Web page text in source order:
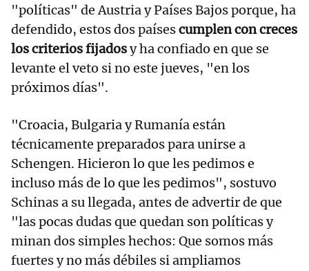
"políticas" de Austria y Países Bajos porque, ha
defendido, estos dos paísescumplen con creces
los criterios fijadosy ha confiado en que se
levante el veto si no este jueves, "en los
próximos días".
"Croacia, Bulgaria y Rumanía están
técnicamente preparados para unirse a
Schengen. Hicieron lo que les pedimos e
incluso más de lo que les pedimos", sostuvo
Schinas a su llegada, antes de advertir de que
"las pocas dudas que quedan son políticas y
minan dos simples hechos: Que somos más
fuertes y no más débiles si ampliamos